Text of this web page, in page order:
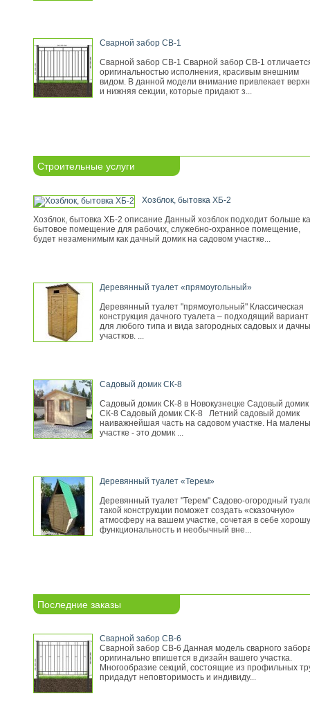
Сварной забор СВ-1
Сварной забор СВ-1 Сварной забор СВ-1
оригинальностью исполнения, красивым внешним
видом. В данной модели внимание привлекает
и нижняя секции, которые придают з...
Строительные услуги
Хозблок, бытовка ХБ-2
Хозблок, бытовка ХБ-2 описание Данный хозблок подходит больше
бытовое помещение для рабочих, служебно-охранное помещение,
будет незаменимым как дачный домик на садовом участке...
Деревянный туалет «прямоугольный»
Деревянный туалет "прямоугольный" Классическая
конструкция дачного туалета – подходящий вариант
для любого типа и вида загородных садовых и
участков. ...
Садовый домик СК-8
Садовый домик СК-8 в Новокузнецке Садовый домик
СК-8 Садовый домик СК-8 Летний садовый домик
наиважнейшая часть на садовом участке. На
участке - это домик ...
Деревянный туалет «Терем»
Деревянный туалет "Терем" Садово-огородный
такой конструкции поможет создать «сказочную»
атмосферу на вашем участке, сочетая в себе
функциональность и необычный вне...
Последние заказы
Сварной забор СВ-6
Сварной забор СВ-6 Данная модель сварного
оригинально впишется в дизайн вашего участка.
Многообразие секций, состоящие из профильных
придадут неповторимость и индивиду...